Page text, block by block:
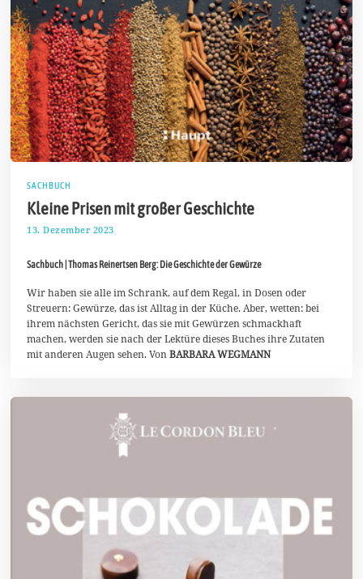
SACHBUCH
Kleine Prisen mit großer Geschichte
13. Dezember 2023
D
z
m
b
e
r
3
Sachbuch | Thomas Reinertsen Berg: Die Geschichte der Gewürze
Wir haben sie alle im Schrank, auf dem Regal, in Dosen oder
Streuern: Gewürze, das ist Alltag in der Küche. Aber, wetten: bei
ihrem nächsten Gericht, das sie mit Gewürzen schmackhaft
machen, werden sie nach der Lektüre dieses Buches ihre Zutaten
mit anderen Augen sehen. VonBARBARA WEGMANN